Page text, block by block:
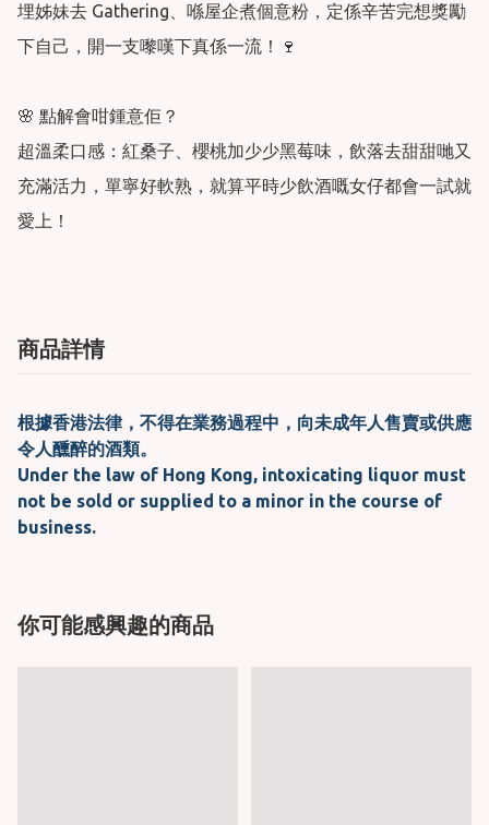
埋姊妹去 Gathering、喺屋企煮個意粉，定係辛苦完想獎勵
下自己，開一支嚟嘆下真係一流！🍷
🌸 點解會咁鍾意佢？
超溫柔口感：紅桑子、櫻桃加少少黑莓味，飲落去甜甜哋又
充滿活力，單寧好軟熟，就算平時少飲酒嘅女仔都會一試就
愛上！
商品詳情
根據香港法律，不得在業務過程中，向未成年人售賣或供應
令人醺醉的酒類。
Under the law of Hong Kong, intoxicating liquor must
not be sold or supplied to a minor in the course of
business.
你可能感興趣的商品